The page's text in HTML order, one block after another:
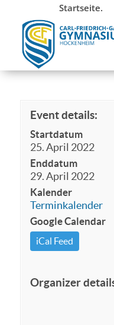
Startseite.
Event details:
Startdatum
25. April 2022
Enddatum
29. April 2022
Kalender
Terminkalender
Google Calendar
iCal Feed
Organizer